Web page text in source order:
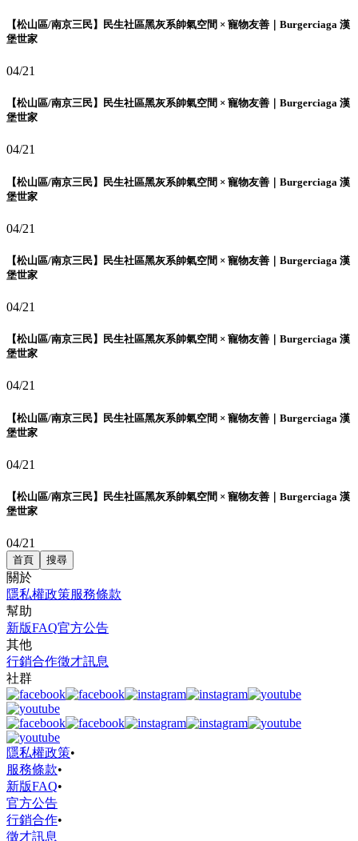
【松山區/南京三民】民生社區黑灰系帥氣空間 × 寵物友善｜Burgerciaga 漢
堡世家
04/21
【松山區/南京三民】民生社區黑灰系帥氣空間 × 寵物友善｜Burgerciaga 漢
堡世家
04/21
【松山區/南京三民】民生社區黑灰系帥氣空間 × 寵物友善｜Burgerciaga 漢
堡世家
04/21
【松山區/南京三民】民生社區黑灰系帥氣空間 × 寵物友善｜Burgerciaga 漢
堡世家
04/21
【松山區/南京三民】民生社區黑灰系帥氣空間 × 寵物友善｜Burgerciaga 漢
堡世家
04/21
【松山區/南京三民】民生社區黑灰系帥氣空間 × 寵物友善｜Burgerciaga 漢
堡世家
04/21
【松山區/南京三民】民生社區黑灰系帥氣空間 × 寵物友善｜Burgerciaga 漢
堡世家
04/21
首頁 搜尋
關於
隱私權政策服務條款
幫助
新版FAQ官方公告
其他
行銷合作徵才訊息
社群
隱私權政策•
服務條款•
新版FAQ•
官方公告
行銷合作•
徵才訊息